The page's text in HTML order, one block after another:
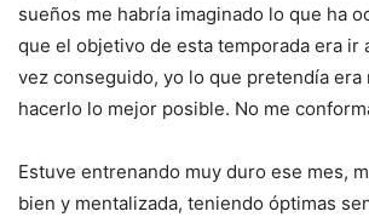
sueños me habría imaginado lo que ha
que el objetivo de esta temporada era ir
vez conseguido, yo lo que pretendía era
hacerlo lo mejor posible. No me
Estuve entrenando muy duro ese mes,
bien y mentalizada, teniendo óptimas